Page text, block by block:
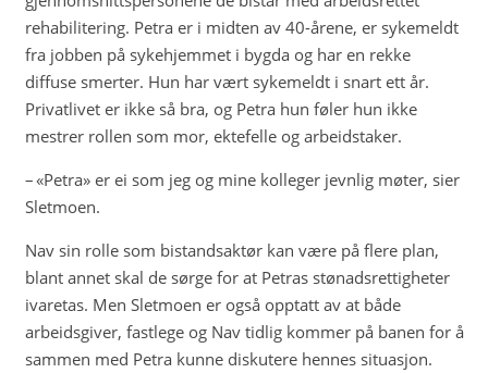
rehabilitering. Petra er i midten av 40-årene, er sykemeldt
fra jobben på sykehjemmet i bygda og har en rekke
diffuse smerter. Hun har vært sykemeldt i snart ett år.
Privatlivet er ikke så bra, og Petra hun føler hun ikke
mestrer rollen som mor, ektefelle og arbeidstaker.
– «Petra» er ei som jeg og mine kolleger jevnlig møter, sier
Sletmoen.
Nav sin rolle som bistandsaktør kan være på flere plan,
blant annet skal de sørge for at Petras stønadsrettigheter
ivaretas. Men Sletmoen er også opptatt av at både
arbeidsgiver, fastlege og Nav tidlig kommer på banen for å
sammen med Petra kunne diskutere hennes situasjon.